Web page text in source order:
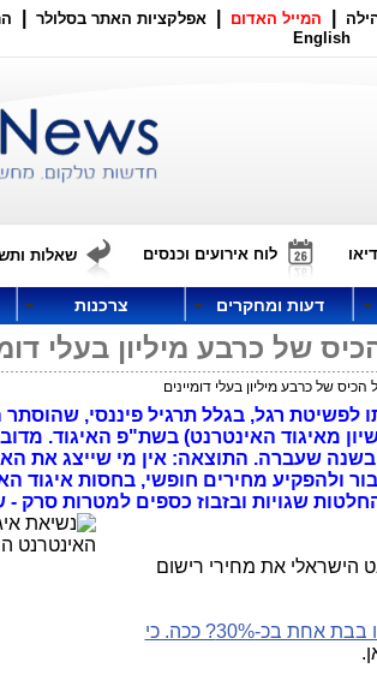
המייל האדום אפלקציות האתר בסלולר
English
לוח אירועים וכנסים שאלות
דעות ומחקרים צרכנות
של כרבע מיליון בעלי
של כרבע מיליון בעלי דומיינים
לפשיטת רגל, בגלל תרגיל פיננסי,
מאיגוד האינטרנט) בשת"פ האיגוד.
בתעלול, שנולד בעקבות העלאת מחירי הדומיינים בכ-30% בשנה שעברה. התוצאה: אין מי
ולהפקיע מחירים חופשי, בחסות איגוד
שגויות ובזבוז כספים למטרות סרק -
האינטרנט הישראלי את מחירי רישום
למה מחירי הדומיינים קפצו בבת אחת בכ-30%? ככה. כי